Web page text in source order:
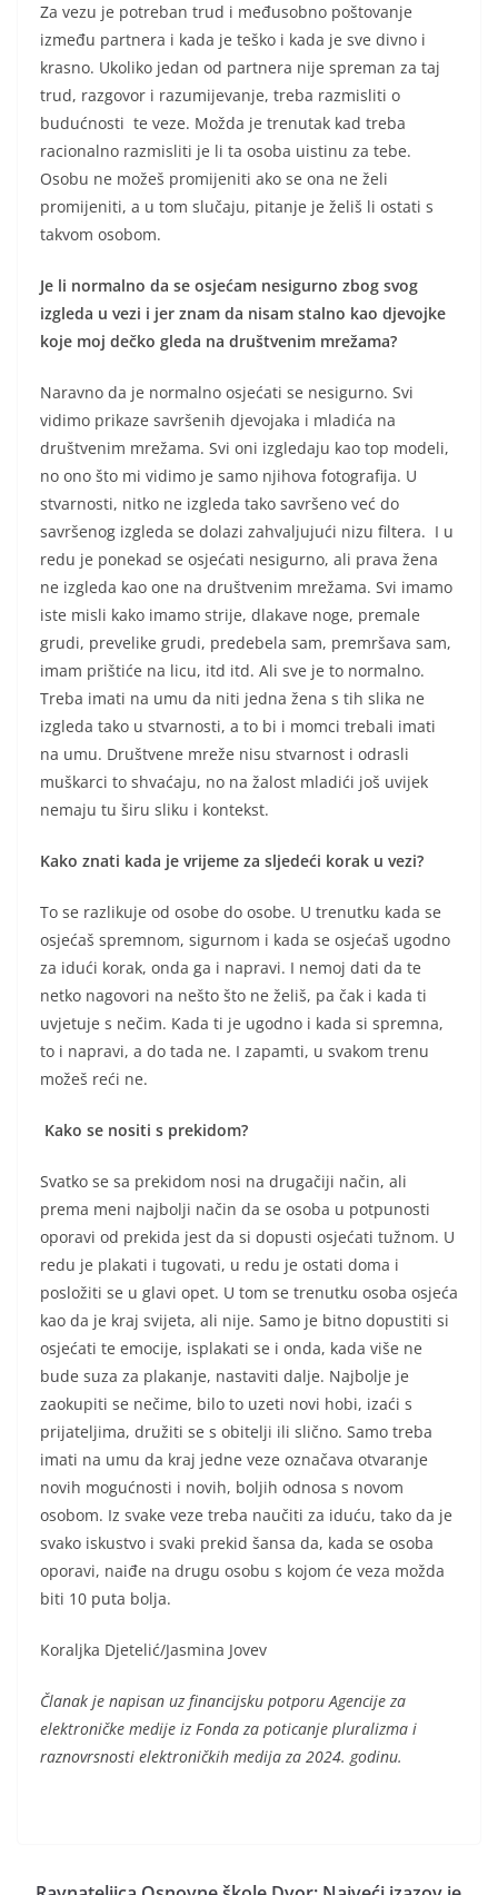
Za vezu je potreban trud i međusobno poštovanje
između partnera i kada je teško i kada je sve divno i
krasno. Ukoliko jedan od partnera nije spreman za taj
trud, razgovor i razumijevanje, treba razmisliti o
budućnosti te veze. Možda je trenutak kad treba
racionalno razmisliti je li ta osoba uistinu za tebe.
Osobu ne možeš promijeniti ako se ona ne želi
promijeniti, a u tom slučaju, pitanje je želiš li ostati s
takvom osobom.
Je li normalno da se osjećam nesigurno zbog svog
izgleda u vezi i jer znam da nisam stalno kao djevojke
koje moj dečko gleda na društvenim mrežama?
Naravno da je normalno osjećati se nesigurno. Svi
vidimo prikaze savršenih djevojaka i mladića na
društvenim mrežama. Svi oni izgledaju kao top modeli,
no ono što mi vidimo je samo njihova fotografija. U
stvarnosti, nitko ne izgleda tako savršeno već do
savršenog izgleda se dolazi zahvaljujući nizu filtera. I u
redu je ponekad se osjećati nesigurno, ali prava žena
ne izgleda kao one na društvenim mrežama. Svi imamo
iste misli kako imamo strije, dlakave noge, premale
grudi, prevelike grudi, predebela sam, premršava sam,
imam prištiće na licu, itd itd. Ali sve je to normalno.
Treba imati na umu da niti jedna žena s tih slika ne
izgleda tako u stvarnosti, a to bi i momci trebali imati
na umu. Društvene mreže nisu stvarnost i odrasli
muškarci to shvaćaju, no na žalost mladići još uvijek
nemaju tu širu sliku i kontekst.
Kako znati kada je vrijeme za sljedeći korak u vezi?
To se razlikuje od osobe do osobe. U trenutku kada se
osjećaš spremnom, sigurnom i kada se osjećaš ugodno
za idući korak, onda ga i napravi. I nemoj dati da te
netko nagovori na nešto što ne želiš, pa čak i kada ti
uvjetuje s nečim. Kada ti je ugodno i kada si spremna,
to i napravi, a do tada ne. I zapamti, u svakom trenu
možeš reći ne.
Kako se nositi s prekidom?
Svatko se sa prekidom nosi na drugačiji način, ali
prema meni najbolji način da se osoba u potpunosti
oporavi od prekida jest da si dopusti osjećati tužnom. U
redu je plakati i tugovati, u redu je ostati doma i
posložiti se u glavi opet. U tom se trenutku osoba osjeća
kao da je kraj svijeta, ali nije. Samo je bitno dopustiti si
osjećati te emocije, isplakati se i onda, kada više ne
bude suza za plakanje, nastaviti dalje. Najbolje je
zaokupiti se nečime, bilo to uzeti novi hobi, izaći s
prijateljima, družiti se s obitelji ili slično. Samo treba
imati na umu da kraj jedne veze označava otvaranje
novih mogućnosti i novih, boljih odnosa s novom
osobom. Iz svake veze treba naučiti za iduću, tako da je
svako iskustvo i svaki prekid šansa da, kada se osoba
oporavi, naiđe na drugu osobu s kojom će veza možda
biti 10 puta bolja.
Koraljka Djetelić/Jasmina Jovev
Članak je napisan uz financijsku potporu Agencije za
elektroničke medije iz Fonda za poticanje pluralizma i
raznovrsnosti elektroničkih medija za 2024. godinu.